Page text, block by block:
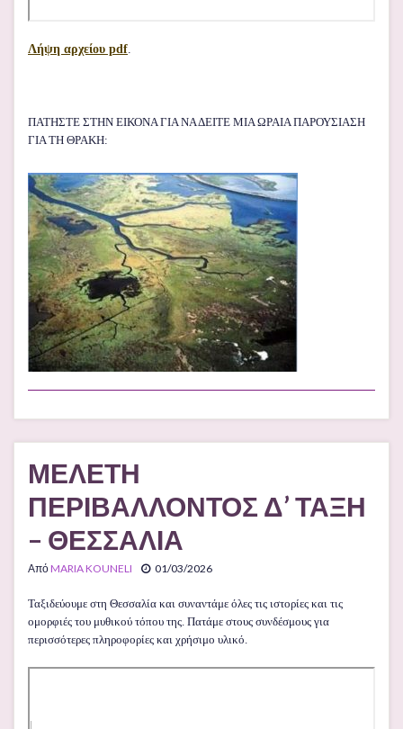
Λήψη αρχείου pdf.
ΠΑΤΗΣΤΕ ΣΤΗΝ ΕΙΚΟΝΑ ΓΙΑ ΝΑ ΔΕΙΤΕ ΜΙΑ ΩΡΑΙΑ ΠΑΡΟΥΣΙΑΣΗ
ΓΙΑ ΤΗ ΘΡΑΚΗ:
ΜΕΛΕΤΗ
ΠΕΡΙΒΑΛΛΟΝΤΟΣ Δ’ ΤΑΞΗ
– ΘΕΣΣΑΛΙΑ
ΑπόMARIA KOUNELI 01/03/2026
Ταξιδεύουμε στη Θεσσαλία και συναντάμε όλες τις ιστορίες και τις
ομορφιές του μυθικού τόπου της. Πατάμε στους συνδέσμους για
περισσότερες πληροφορίες και χρήσιμο υλικό.